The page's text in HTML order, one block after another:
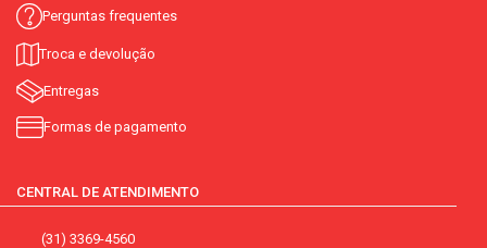
Perguntas frequentes
Troca e devolução
Entregas
Formas de pagamento
CENTRAL DE ATENDIMENTO
(31) 3369-4560